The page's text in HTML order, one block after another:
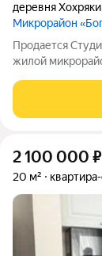
деревня Хохряки
Микрорайон
Продается
жилой
этажностью от
метров от ул.
2 100 000 ₽
20 м²